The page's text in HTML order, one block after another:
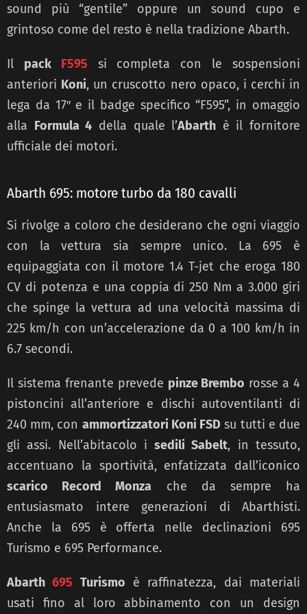
sound più “gentile” oppure un sound cupo e
grintoso come del resto è nella tradizione Abarth.
Il pack F595 si completa con le sospensioni
anteriori Koni, un cruscotto nero opaco, i cerchi in
lega da 17″ e il badge specifico “F595”, in omaggio
alla Formula 4 della quale l’Abarth è il fornitore
ufficiale dei motori.
Abarth 695: motore turbo da 180 cavalli
Si rivolge a coloro che desiderano che ogni viaggio
con la vettura sia sempre unico. La 695 è
equipaggiata con il motore 1.4 T-jet che eroga 180
CV di potenza e una coppia di 250 Nm a 3.000 giri
che spinge la vettura ad una velocità massima di
225 km/h con un’accelerazione da 0 a 100 km/h in
6.7 secondi.
Il sistema frenante prevede pinze Brembo rosse a 4
pistoncini all’anteriore e dischi autoventilanti di
240 mm, con ammortizzatori Koni FSD su tutti e due
gli assi. Nell’abitacolo isedili Sabelt, in tessuto,
accentuano la sportività, enfatizzata dall’iconico
scarico Record Monza che da sempre ha
entusiasmato intere generazioni di Abarthisti.
Anche la 695 è offerta nelle declinazioni 695
Turismo e 695 Performance.
Abarth695 Turismo è raffinatezza, dai materiali
usati fino al loro abbinamento con un design